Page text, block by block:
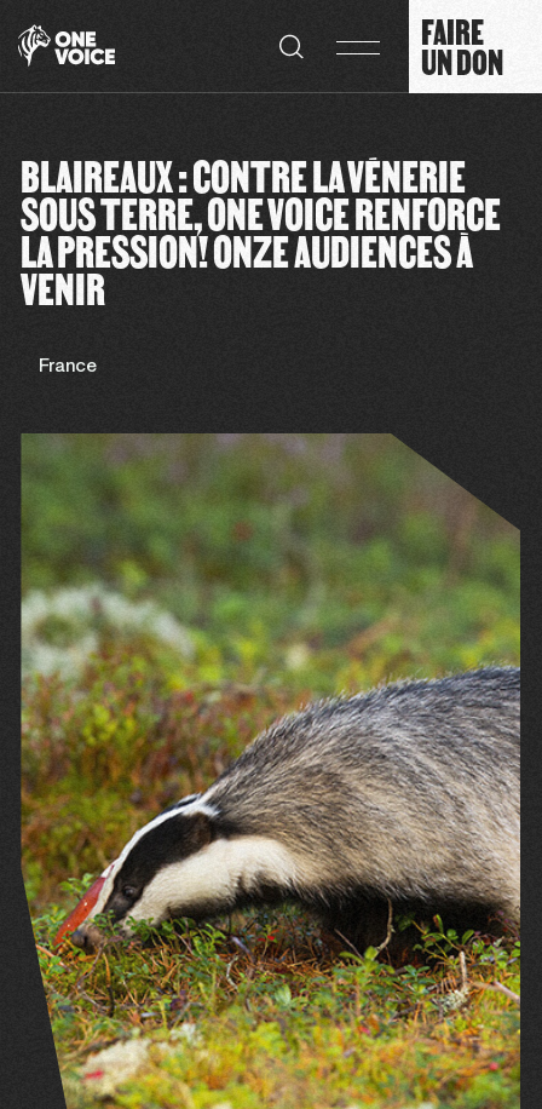
FAIRE
UN DON
BLAIREAUX : CONTRE LA VÉNERIE
SOUS TERRE, ONE VOICE RENFORCE
LA PRESSION! ONZE AUDIENCES À
VENIR
France